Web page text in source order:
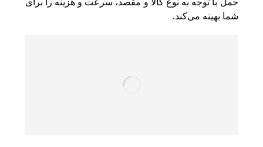
حمل با توجه به نوع کالا و مقصد، سرعت و هزینه را برای
شما بهینه می‌کند.